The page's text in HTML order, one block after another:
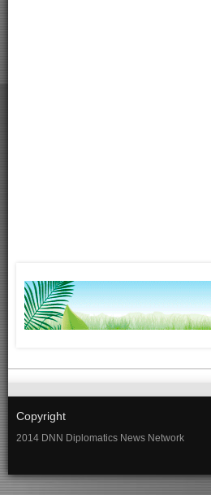
Copyright
2014 DNN Diplomatics News Network